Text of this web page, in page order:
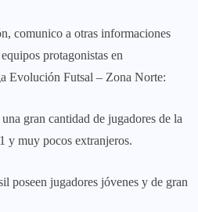
comunico a otras informaciones
protagonistas en
Evolución Futsal – Zona Norte:
una gran cantidad de jugadores de la
y muy pocos extranjeros.
poseen jugadores jóvenes y de gran